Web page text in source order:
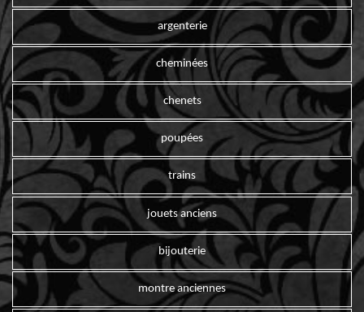
argenterie
cheminées
chenets
poupées
trains
jouets anciens
bijouterie
montre anciennes